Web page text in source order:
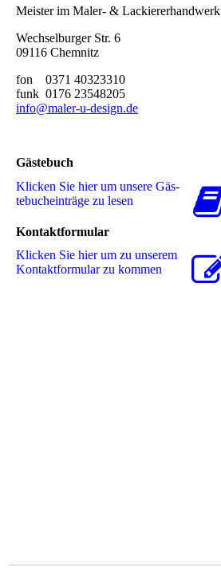
Meister im Maler- & Lackiererhandwerk
Wechselburger Str. 6
09116 Chemnitz
fon 0371 40323310
funk 0176 23548205
info@maler-u-design.de
Gästebuch
Klicken Sie hier um unsere Gäs­
te­buch­ein­trä­ge zu lesen
Kontaktformular
Klicken Sie hier um zu unserem
Kon­takt­for­mu­lar zu kommen